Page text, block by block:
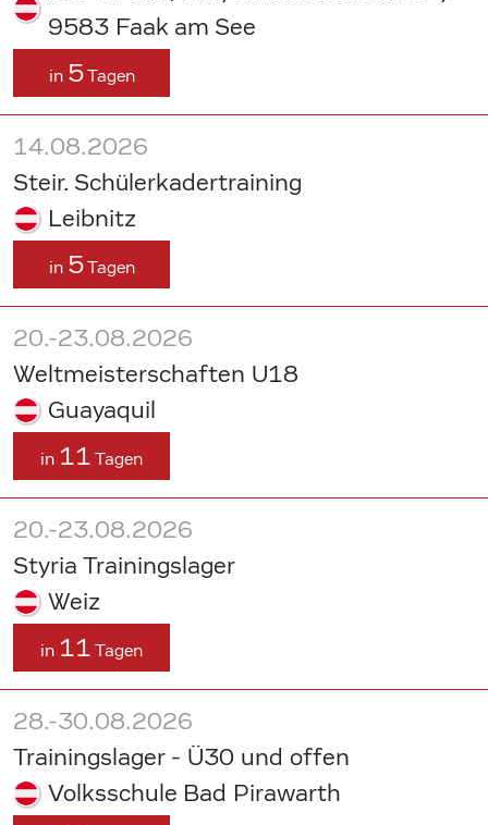
9583 Faak am See
in 5Tagen
14.08.2026
Steir. Schülerkadertraining
Leibnitz
in 5Tagen
20.-23.08.2026
Weltmeisterschaften U18
Guayaquil
in 11 Tagen
20.-23.08.2026
Styria Trainingslager
Weiz
in 11 Tagen
28.-30.08.2026
Trainingslager - Ü30 und offen
Volksschule Bad Pirawarth